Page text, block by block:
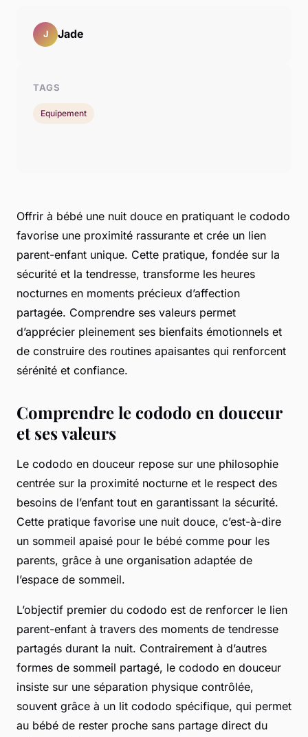
Offrir à bébé une nuit douce en pratiquant le cododo
favorise une proximité rassurante et crée un lien
parent-enfant unique. Cette pratique, fondée sur la
sécurité et la tendresse, transforme les heures
nocturnes en moments précieux d’affection
partagée. Comprendre ses valeurs permet
d’apprécier pleinement ses bienfaits émotionnels et
de construire des routines apaisantes qui renforcent
sérénité et confiance.
Comprendre le cododo en douceur
et ses valeurs
Le cododo en douceur repose sur une philosophie
centrée sur la proximité nocturne et le respect des
besoins de l’enfant tout en garantissant la sécurité.
Cette pratique favorise une nuit douce, c’est-à-dire
un sommeil apaisé pour le bébé comme pour les
parents, grâce à une organisation adaptée de
l’espace de sommeil.
L’objectif premier du cododo est de renforcer le lien
parent-enfant à travers des moments de tendresse
partagés durant la nuit. Contrairement à d’autres
formes de sommeil partagé, le cododo en douceur
insiste sur une séparation physique contrôlée,
souvent grâce à un lit cododo spécifique, qui permet
au bébé de rester proche sans partage direct du
J Jade
TAGS
Equipement